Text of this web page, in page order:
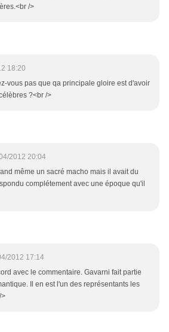
/>
18:20
vous pas que qa principale gloire est d'avoir
?<br />
2012 20:04
même un sacré macho mais il avait du
complétement avec une époque qu'il
2012 17:14
avec le commentaire. Gavarni fait partie
Il en est l'un des représentants les